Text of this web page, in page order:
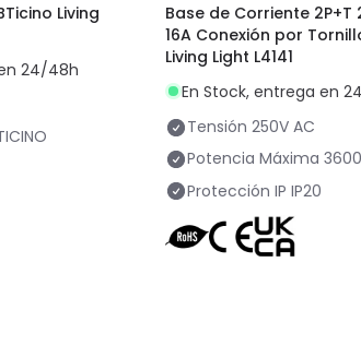
Living
24/48h
Base de Corriente 2P+T
16A Conexión por
Living Light L4141
En Stock, entrega en
Tensión 250V AC
Potencia Máxima
Protección IP IP20